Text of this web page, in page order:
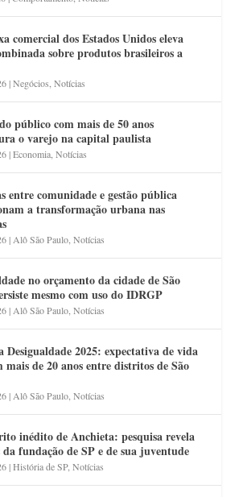
comercial dos Estados Unidos eleva
sobre produtos brasileiros a
|Negócios ,Notícias
público com mais de 50 anos
o varejo na capital paulista
|Economia ,Notícias
entre comunidade e gestão pública
a transformação urbana nas
| Alô São Paulo ,Notícias
no orçamento da cidade de São
mesmo com uso do IDRGP
| Alô São Paulo ,Notícias
Desigualdade 2025: expectativa de vida
mais de 20 anos entre distritos de São
| Alô São Paulo ,Notícias
inédito de Anchieta: pesquisa revela
da fundação de SP e de sua juventude
|História de SP,Notícias